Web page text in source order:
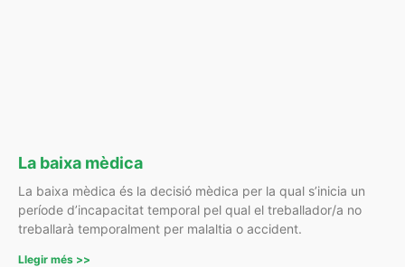
La baixa mèdica
La baixa mèdica és la decisió mèdica per la qual s’inicia un
període d’incapacitat temporal pel qual el treballador/a no
treballarà temporalment per malaltia o accident.
Llegir més >>